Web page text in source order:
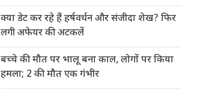
क्या डेट कर रहे हैं हर्षवर्धन और संजीदा शेख? फिर
लगी अफेयर की अटकलें
बच्चे की मौत पर भालू बना काल, लोगों पर किया
हमला; 2 की मौत एक गंभीर